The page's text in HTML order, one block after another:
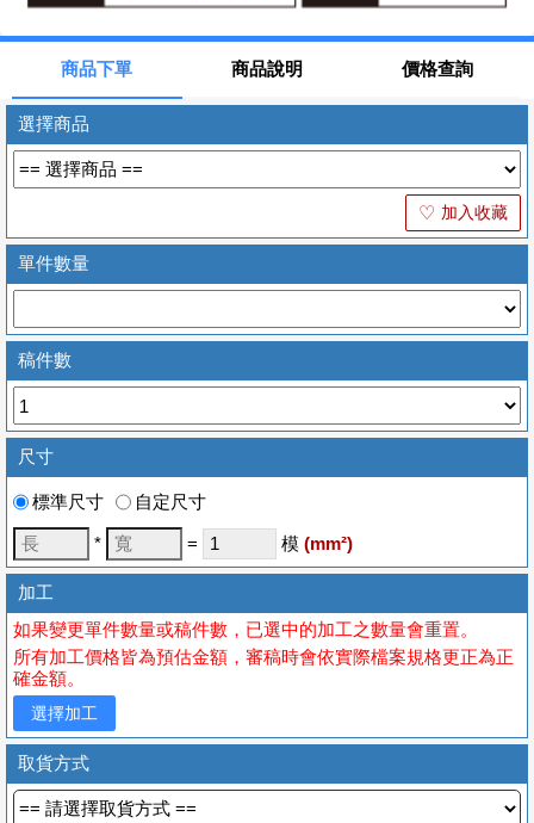
商品下單 商品說明 價格查詢
選擇商品
♡ 加入收藏
單件數量
稿件數
尺寸
標準尺寸 自定尺寸
* = 模 (mm²)
加工
如果變更單件數量或稿件數，已選中的加工之數量會重置。
所有加工價格皆為預估金額，審稿時會依實際檔案規格更正為正
確金額。
選擇加工
取貨方式